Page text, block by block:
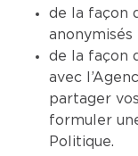
de la façon
de la façon
avec
partager
formuler
Politique.